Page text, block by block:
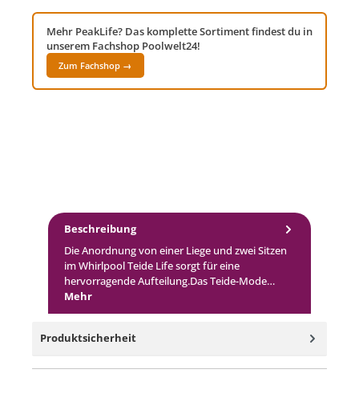
Mehr PeakLife? Das komplette Sortiment findest du in
unserem Fachshop Poolwelt24!
Zum Fachshop →
Beschreibung
Die Anordnung von einer Liege und zwei Sitzen
im Whirlpool Teide Life sorgt für eine
hervorragende Aufteilung.Das Teide-Mode…
Mehr
Produktsicherheit